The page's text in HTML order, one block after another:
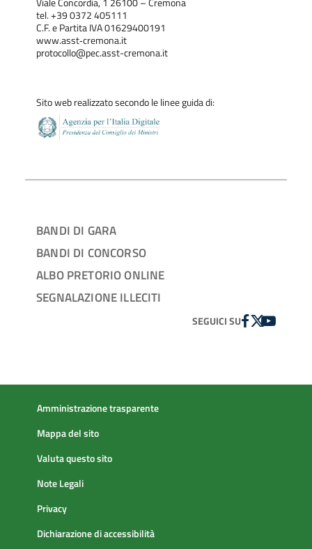
tel. +39 0372 405111
C.F. e Partita IVA 01629400191
www.asst‐cremona.it
protocollo@pec.asst-cremona.it
Sito web realizzato secondo le linee guida di:
BANDI DI GARA
BANDI DI CONCORSO
ALBO PRETORIO ONLINE
SEGNALAZIONE ILLECITI
SEGUICI SUFACEBOOK
TWITTER
YOUTUBE
Amministrazione trasparente
Mappa del sito
Valuta questo sito
Note Legali
Privacy
Dichiarazione di accessibilità